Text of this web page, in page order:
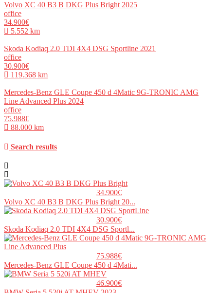
Volvo XC 40 B3 B DKG Plus Bright 2025
office
34.900€
5.552 km
Skoda Kodiaq 2.0 TDI 4X4 DSG Sportline 2021
office
30.900€
119.368 km
Mercedes-Benz GLE Coupe 450 d 4Matic 9G-TRONIC AMG
Line Advanced Plus 2024
office
75.988€
88.000 km
Search results
34.900€
Volvo XC 40 B3 B DKG Plus Bright 20...
30.900€
Skoda Kodiaq 2.0 TDI 4X4 DSG Sportl...
75.988€
Mercedes-Benz GLE Coupe 450 d 4Mati...
46.900€